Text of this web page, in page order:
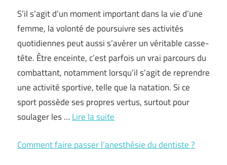
S’il s’agit d’un moment important dans la vie d’une
femme, la volonté de poursuivre ses activités
quotidiennes peut aussi s’avérer un véritable casse-
tête. Être enceinte, c’est parfois un vrai parcours du
combattant, notamment lorsqu’il s’agit de reprendre
une activité sportive, telle que la natation. Si ce
sport possède ses propres vertus, surtout pour
soulager les …Lire la suite
Comment faire passer l’anesthésie du dentiste ?